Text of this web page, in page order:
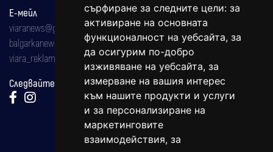
сърфиране за следните цели: за
активиране на основната
функционалност на уебсайта, за
да осигурим по-добро
изживяване на уебсайта, за
измерване на вашия интерес
към нашите продукти и услуги
и за персонализиране на
маркетинговите
взаимодействия, за
Е-мейл
viaranews@gmail.com
balgarkanews@gmail.com
viara_reklama@mail.bg
Следвайте ни: